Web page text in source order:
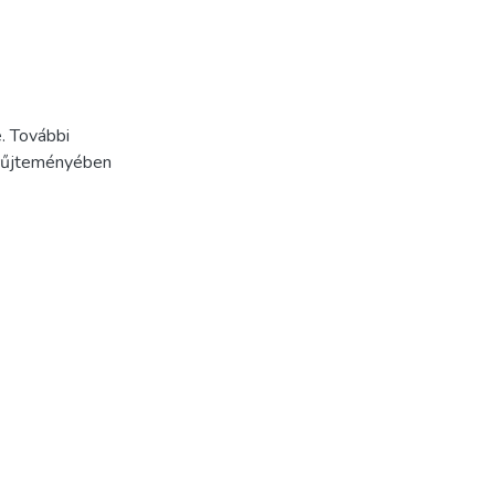
További